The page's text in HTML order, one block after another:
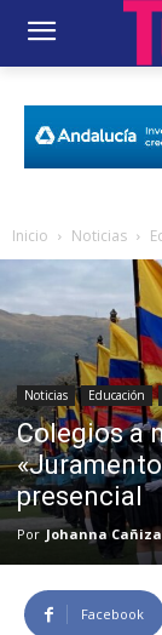
Inicio Noticias
Noticias Educación
Colegios a
presencial
Por Johanna
Facebook